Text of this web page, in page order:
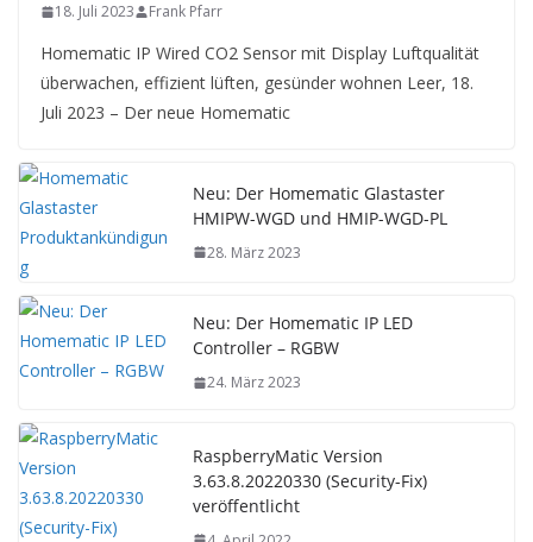
18. Juli 2023 Frank Pfarr
Homematic IP Wired CO2 Sensor mit Display Luftqualität
überwachen, effizient lüften, gesünder wohnen Leer, 18.
Juli 2023 – Der neue Homematic
Neu: Der Homematic Glastaster
HMIPW-WGD und HMIP-WGD-PL
28. März 2023
Neu: Der Homematic IP LED
Controller – RGBW
24. März 2023
RaspberryMatic Version
3.63.8.20220330 (Security-Fix)
veröffentlicht